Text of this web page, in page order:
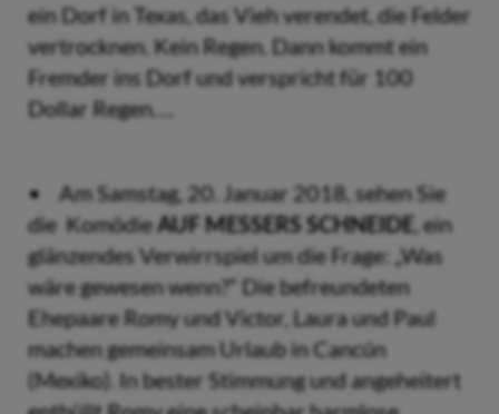
ein Dorf in Texas, das Vieh verendet, die Felder
vertrocknen. Kein Regen. Dann kommt ein
Fremder ins Dorf und verspricht für 100
Dollar Regen….
• Am Samstag, 20. Januar 2018, sehen Sie
die KomödieAUF MESSERS SCHNEIDE, ein
glänzendes Verwirrspiel um die Frage: „Was
wäre gewesen wenn?“ Die befreundeten
Ehepaare Romy und Victor, Laura und Paul
machen gemeinsam Urlaub in Cancún
(Mexiko). In bester Stimmung und angeheitert